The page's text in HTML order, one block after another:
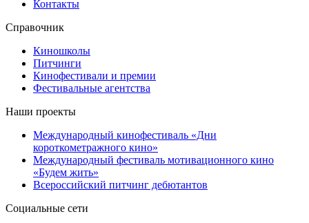
Контакты
Справочник
Киношколы
Питчинги
Кинофестивали и премии
Фестивальные агентства
Наши проекты
Международный кинофестиваль «Дни
короткометражного кино»
Международный фестиваль мотивационного кино
«Будем жить»
Всероссийский питчинг дебютантов
Социальные сети